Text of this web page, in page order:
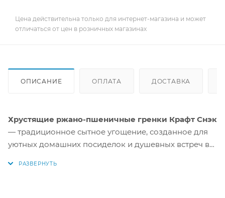
Цена действительна только для интернет-магазина и может
отличаться от цен в розничных магазинах
ОПИСАНИЕ ОПЛАТА ДОСТАВКА
Хрустящие ржано-пшеничные гренки Крафт Снэк
— традиционное сытное угощение, созданное для
уютных домашних посиделок и душевных встреч в